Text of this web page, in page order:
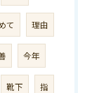
て 理由
今年
靴下 指